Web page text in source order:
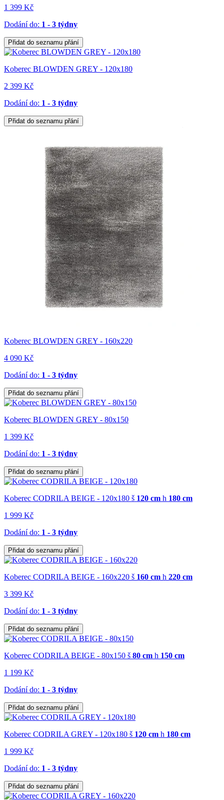
1 399 Kč
Dodání do: 1 - 3 týdny
Přidat do seznamu přání
Koberec BLOWDEN GREY - 120x180
2 399 Kč
Dodání do: 1 - 3 týdny
Přidat do seznamu přání
Koberec BLOWDEN GREY - 160x220
4 090 Kč
Dodání do: 1 - 3 týdny
Přidat do seznamu přání
Koberec BLOWDEN GREY - 80x150
1 399 Kč
Dodání do: 1 - 3 týdny
Přidat do seznamu přání
Koberec CODRILA BEIGE - 120x180 š 120 cm h 180 cm
1 999 Kč
Dodání do: 1 - 3 týdny
Přidat do seznamu přání
Koberec CODRILA BEIGE - 160x220 š 160 cm h 220 cm
3 399 Kč
Dodání do: 1 - 3 týdny
Přidat do seznamu přání
Koberec CODRILA BEIGE - 80x150 š 80 cm h 150 cm
1 199 Kč
Dodání do: 1 - 3 týdny
Přidat do seznamu přání
Koberec CODRILA GREY - 120x180 š 120 cm h 180 cm
1 999 Kč
Dodání do: 1 - 3 týdny
Přidat do seznamu přání